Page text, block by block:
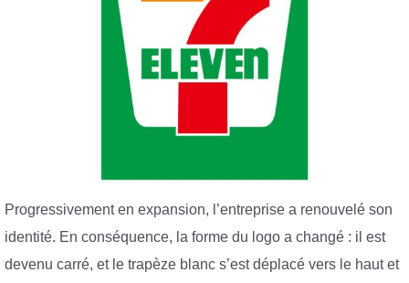
Progressivement en expansion, l’entreprise a renouvelé son
identité. En conséquence, la forme du logo a changé : il est
devenu carré, et le trapèze blanc s’est déplacé vers le haut et